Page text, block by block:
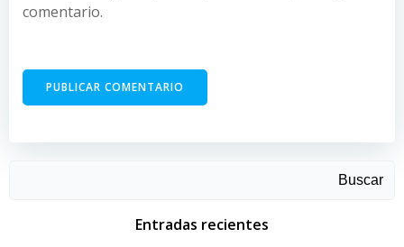
comentario.
Buscar
Entradas recientes